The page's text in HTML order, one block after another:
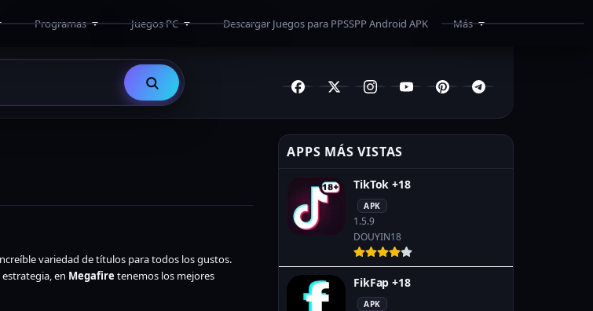
Programas
Activadores
Antivirus y Antimalware
Diseño y Edicion
Juegos PC
Altos Requisitos
Medios Requisitos
Bajos Requisitos
Descargar Juegos para PPSSPP Android APK
Más
Programas
Recomendados
variedad de títulos para todos los gustos.
en Megafire tenemos los mejores
APPS MÁS VISTAS
TikTok +18
APK
1.5.9
DOUYIN18
FikFap +18
APK